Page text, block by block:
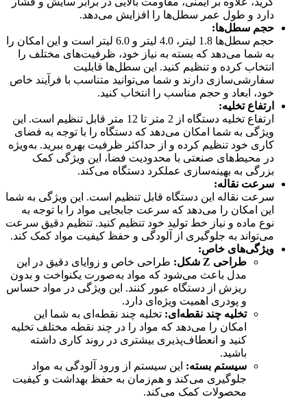
دارد و طول عمر سطل‌ها را افزایش می‌دهد.
حجم سطل‌ها:
حجم سطل‌ها 1.8 لیتر، 4.0 لیتر و 6.0 لیتر است و این امکان را
به شما می‌دهد که بسته به نیاز خود، ظرفیت‌های مختلف را
انتخاب کرده و تنظیم کنید. این سطل‌ها قابلیت
سفارشی‌سازی دارند و شما می‌توانید متناسب با فرآیند خاص
خود، ابعاد و حجم مناسب را انتخاب کنید.
ارتفاع تخلیه:
ارتفاع تخلیه دستگاه از 2 متر تا 12 متر قابل تنظیم است. این
ویژگی به شما امکان می‌دهد که دستگاه را با توجه به فضای
کاری خود تنظیم کرده و از حداکثر ظرفیت بهره ببرید. به‌ویژه
در محیط‌های صنعتی با محدودیت فضا، این ویژگی کمک
بزرگی به بهینه‌سازی عملکرد دستگاه می‌کند.
سرعت نقاله:
سرعت نقاله این دستگاه قابل تنظیم است. این ویژگی به شما
این امکان را می‌دهد که سرعت جابجایی مواد را با توجه به
نوع ماده و نیاز خط تولید خود تنظیم کنید. تنظیم دقیق سرعت
می‌تواند به جلوگیری از آلودگی و حفظ کیفیت مواد کمک کند.
ویژگی‌های خاص:
طراحی
شکل: طراحی خاص و زوایای دقیق در این
مدل باعث می‌شود که مواد به‌صورت یکنواخت و بدون
ریزش از دستگاه عبور کنند. این ویژگی در مواد حساس
و پودری اهمیت ویژه‌ای دارد.
تخلیه چند نقطه‌ای: تخلیه چند نقطه‌ای به شما این
امکان را می‌دهد که مواد را در چند نقطه مختلف تخلیه
کنید و انعطاف‌پذیری بیشتری در روند کاری داشته
باشید.
سیستم بسته: این سیستم از ورود آلودگی به مواد
جلوگیری می‌کند و هم‌زمان به حفظ بهداشت و کیفیت
محصولات کمک می‌کند.